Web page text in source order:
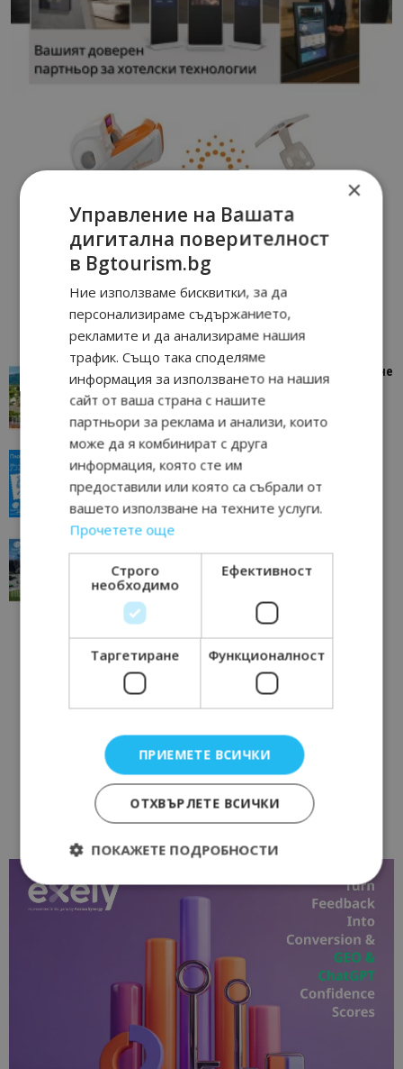
“Пощенска картичка от…”: Петрич – Изживяване
отвъд очакваното
11/07/2026 11:22
всички времена
традициите, културата и вдъхновяващите...
Перник 17/06/2026 09:01
×
Управление на Вашата
дигитална поверителност
в Bgtourism.bg
Ние използваме бисквитки, за да
персонализираме съдържанието,
рекламите и да анализираме нашия
трафик. Също така споделяме
информация за използването на нашия
сайт от ваша страна с нашите
партньори за реклама и анализи, които
може да я комбинират с друга
информация, която сте им
предоставили или която са събрали от
вашето използване на техните услуги.
Прочетете още
Строго
необходимо
Ефективност
Таргетиране Функционалност
ПРИЕМЕТЕ ВСИЧКИ
ОТХВЪРЛЕТЕ ВСИЧКИ
ПОКАЖЕТЕ ПОДРОБНОСТИ
Функционалност
Строго необходимите бисквитки позволяват
основната функционалност на уебсайта, като
потребителско влизане и управление на
акаунта. Уебсайтът не може да се използва
правилно без строго необходими бисквитки.
Доставчик